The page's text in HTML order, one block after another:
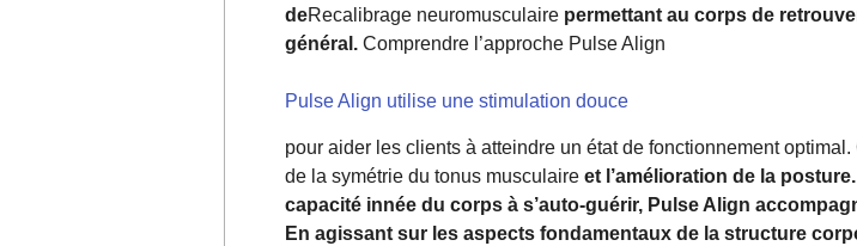
deRecalibrage neuromusculaire permettant au corps de
général. Comprendre l’approche Pulse Align
Pulse Align utilise une stimulation douce
pour aider les clients à atteindre un état de fonctionnement
de la symétrie du tonus musculaire et l’amélioration de la
capacité innée du corps à s’auto-guérir, Pulse Align
En agissant sur les aspects fondamentaux de la structure